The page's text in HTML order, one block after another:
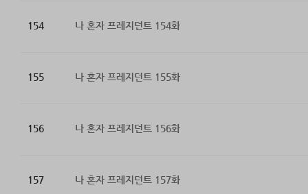
154 나 혼자 프레지던트 154화
155 나 혼자 프레지던트 155화
156 나 혼자 프레지던트 156화
157 나 혼자 프레지던트 157화